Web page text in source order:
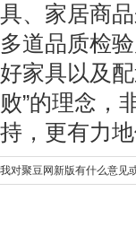
具、家居商
多道品质检
好家具以及
败”的理念，
持，更有力
我对聚豆网新版有什么意见